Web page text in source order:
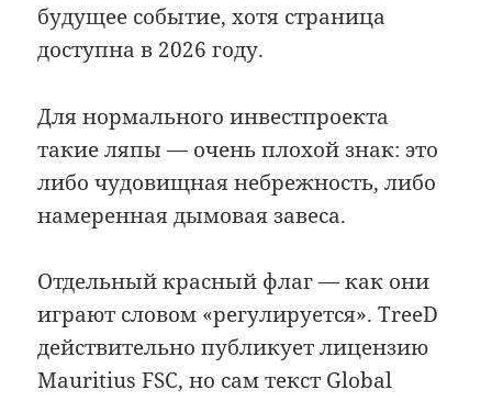
будущее событие, хотя страница
доступна в 2026 году.
Для нормального инвестпроекта
такие ляпы — очень плохой знак: это
либо чудовищная небрежность, либо
намеренная дымовая завеса.
Отдельный красный флаг — как они
играют словом «регулируется». TreeD
действительно публикует лицензию
Mauritius FSC, но сам текст Global